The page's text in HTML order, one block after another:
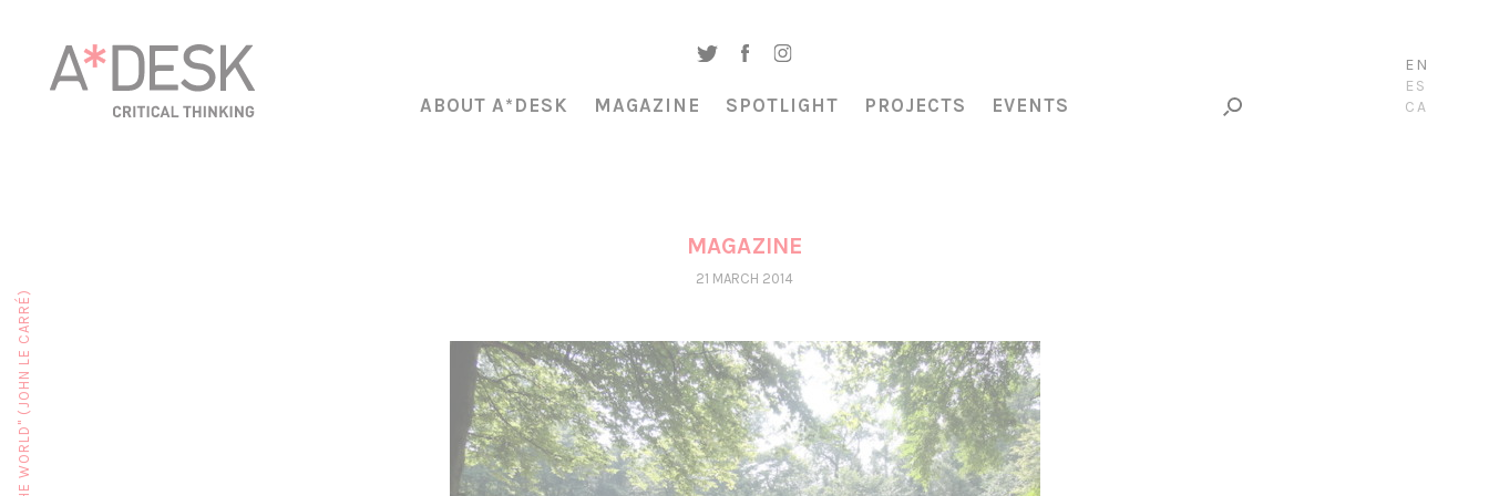
EN
ES
CA
ABOUT A*DESK MAGAZINE SPOTLIGHT PROJECTS EVENTS
MAGAZINE
21 MARCH 2014